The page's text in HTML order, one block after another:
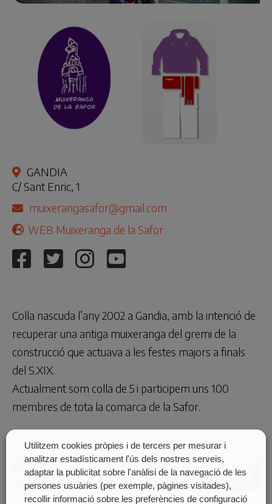
GANDIA
C/ Sant Enric, 1
muixerangasafor@gmail.com
WEB Muixeranga de la Safor
Colla nascuda l’any 2002 a Gandia, amb la intenció de
recuperar una antiga muixeranga del gremi de la
construcció que actuava a les festes majors a finals
del S.XIX.
Actualment som colla de 5 i participem uns 100
membres de tota la comarca de la Safor.
Utilitzem cookies pròpies i de tercers per mesurar i
analitzar estadísticament l'ús dels nostres serveis,
adaptar la publicitat sobre l'anàlisi de la navegació de les
persones usuàries (per exemple, pàgines visitades),
recollir informació sobre les preferències de configuració